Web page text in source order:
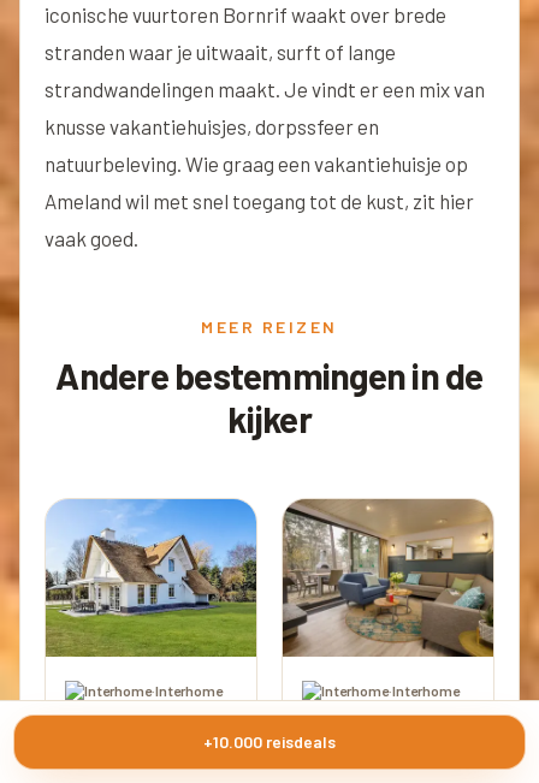
iconische vuurtoren Bornrif waakt over brede
stranden waar je uitwaait, surft of lange
strandwandelingen maakt. Je vindt er een mix van
knusse vakantiehuisjes, dorpssfeer en
natuurbeleving. Wie graag een vakantiehuisje op
Ameland wil met snel toegang tot de kust, zit hier
vaak goed.
MEER REIZEN
Andere bestemmingen in de
kijker
·Interhome ·Interhome
Kempervennen
+10.000 reisdeals